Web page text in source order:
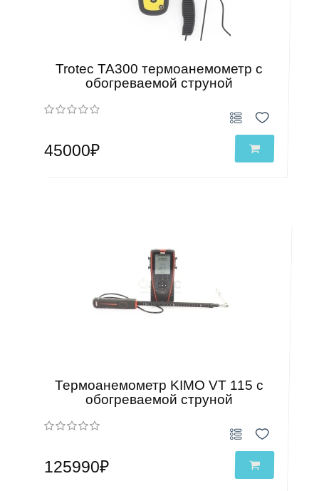
Trotec TA300 термоанемометр с
обогреваемой струной
45000₽
Термоанемометр KIMO VT 115 с
обогреваемой струной
125990₽